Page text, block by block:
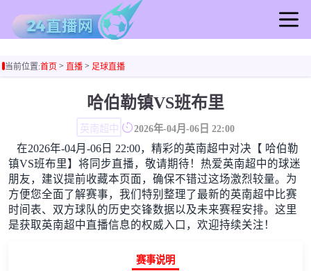
足球直播
足球集锦
篮球集锦
足球新闻
篮球新闻
当前位置:首页> 直播> 足球直播
哈伯勒镇VS班布里
英南超中 2026年-04月-06日 22:00
在2026年-04月-06日 22:00，精彩的英南超中对决【 哈伯勒
镇VS班布里】将同步直播，敬请期待！热爱英南超中的球迷
朋友，建议提前收藏本页面，确保不错过这场激烈较量。为
方便您全面了解赛事，我们特别整理了最新的英南超中比赛
时间表、双方球队的历史交锋数据以及未来赛程安排。这里
是获取英南超中直播信息的权威入口，欢迎持续关注！
赛事说明